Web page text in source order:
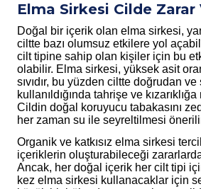
Elma Sirkesi Cilde Zarar
Doğal bir içerik olan elma sirkesi,
ciltte bazı olumsuz etkilere yol
cilt tipine sahip olan kişiler için bu
olabilir. Elma sirkesi, yüksek asit
sıvıdır, bu yüzden ciltte doğrudan
kullanıldığında tahrişe ve
Cildin doğal koruyucu tabakasını
her zaman su ile seyreltilmesi
Organik ve katkısız elma sirkesi
içeriklerin oluşturabileceği
Ancak, her doğal içerik her cilt tipi
kez elma sirkesi kullanacaklar için